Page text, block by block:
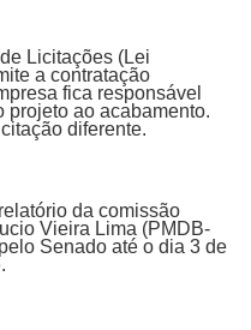
Licitações (Lei
a contratação
fica responsável
projeto ao acabamento.
diferente.
da comissão
Vieira Lima (PMDB-
Senado até o dia 3 de